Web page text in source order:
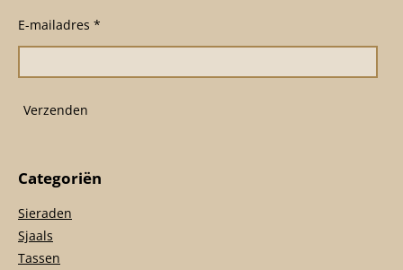
o
o
g
r
m
p
E-mailadres *
Verzenden
Categoriën
Sieraden
Sjaals
Tassen